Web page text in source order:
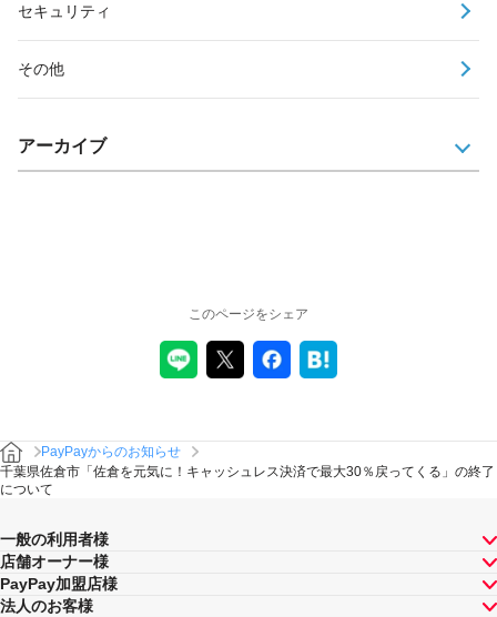
セキュリティ
その他
アーカイブ
このページをシェア
PayPayからのお知らせ
千葉県佐倉市「佐倉を元気に！キャッシュレス決済で最大30％戻ってくる」の終了
について
一般の利用者様
店舗オーナー様
PayPay加盟店様
法人のお客様